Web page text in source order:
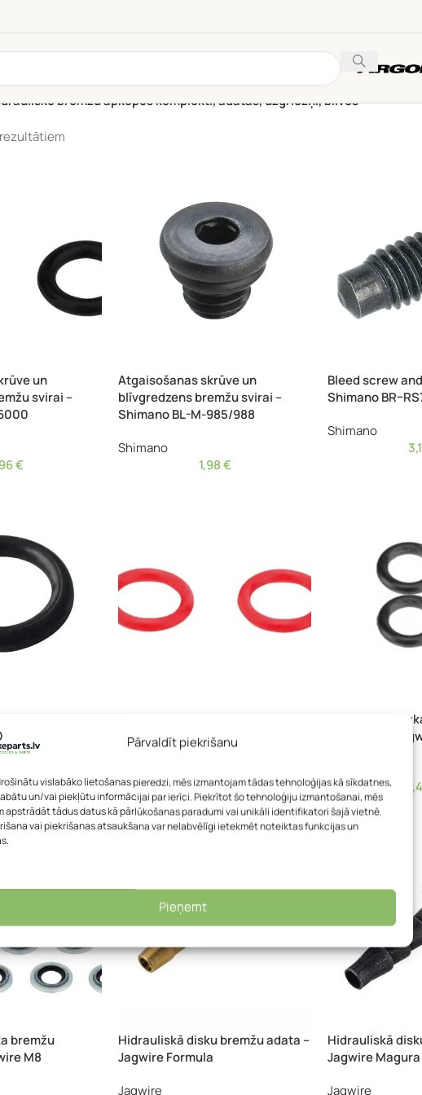
Pārvaldīt piekrišanu
vislabāko lietošanas pieredzi, mēs izmantojam tādas tehnoloģijas kā sīkdatnes,
un/vai piekļūtu informācijai par ierīci. Piekrītot šo tehnoloģiju izmantošanai, mēs
apstrādāt tādus datus kā pārlūkošanas paradumi vai unikāli identifikatori šajā vietnē.
vai piekrišanas atsaukšana var nelabvēlīgi ietekmēt noteiktas funkcijas un
Pieņemt
bremžu apkopes komplekti, adatas, uzgriežņi, blīves
rezultātiem
un
svirai –
€
Atgaisošanas skrūve un
blīvgredzens bremžu svirai –
Shimano BL-M-985/988
Shimano
1,98€
Bleed screw
Shimano
Shimano
blīvējums – Jagwire HFA034
1,48€
Hidrauliskā
blīvējums –
bremžu
M8
Hidrauliskā disku bremžu adata –
Jagwire Formula
Jagwire
Hidrauliskā
Jagwire Magura
Jagwire